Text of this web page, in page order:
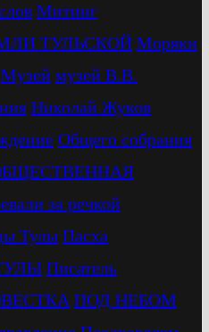
Митинг
ТУЛЬСКОЙ Моряки
Музей музей В.В.
Николай Жуков
Общего собрания
за речкой
Тулы Пасха
Писатель
ПОД НЕБОМ